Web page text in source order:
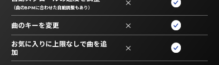
（曲のBPMに合わせた自動調整もあり） ×
曲のキーを変更 ×
お気に入りに上限なしで曲を追
加
×